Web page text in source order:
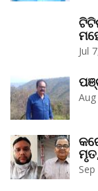
Jul